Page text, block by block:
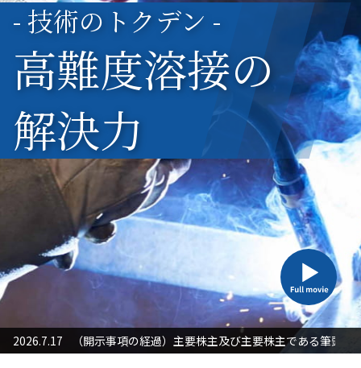
- 技術のトクデン -
高難度溶接の
解決力
対応」に関するお知らせ
2026.7.17 （開示事項の経過）主要株主及び主要株主である筆頭